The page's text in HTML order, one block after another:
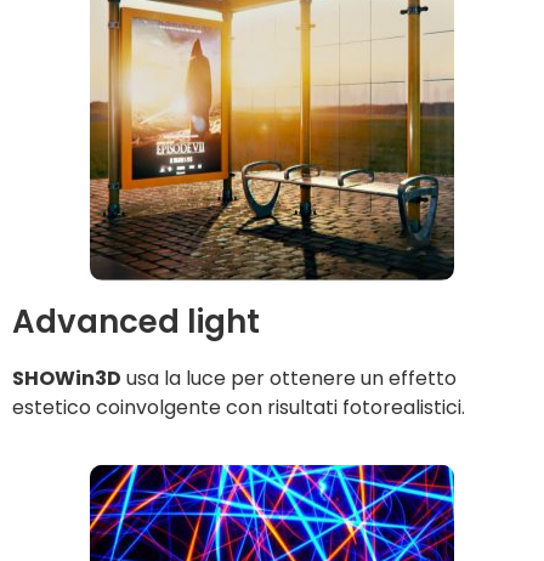
Advanced light
SHOWin3D usa la luce per ottenere un effetto
estetico coinvolgente con risultati fotorealistici.